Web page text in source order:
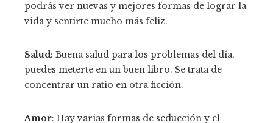
podrás ver nuevas y mejores formas de lograr la
vida y sentirte mucho más feliz.
Salud: Buena salud para los problemas del día,
puedes meterte en un buen libro. Se trata de
concentrar un ratio en otra ficción.
Amor: Hay varias formas de seducción y el